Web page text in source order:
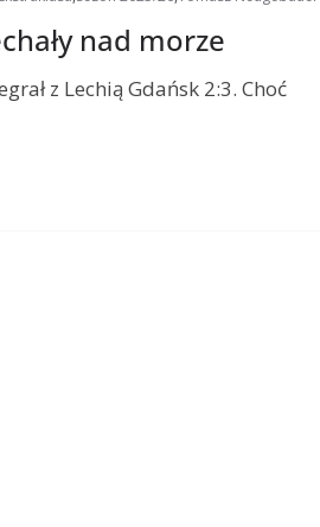
nad morze
z Lechią Gdańsk 2:3. Choć